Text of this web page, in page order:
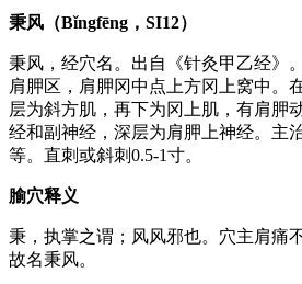
秉风（Bǐngfēng，SI12）
秉风，经穴名。出自《针灸甲乙经》
肩胛区，肩胛冈中点上方冈上窝中。
层为斜方肌，再下为冈上肌，有肩胛
经和副神经，深层为肩胛上神经。主
等。直刺或斜刺0.5-1寸。
腧穴释义
秉，执掌之谓；风风邪也。穴主肩痛
故名秉风。